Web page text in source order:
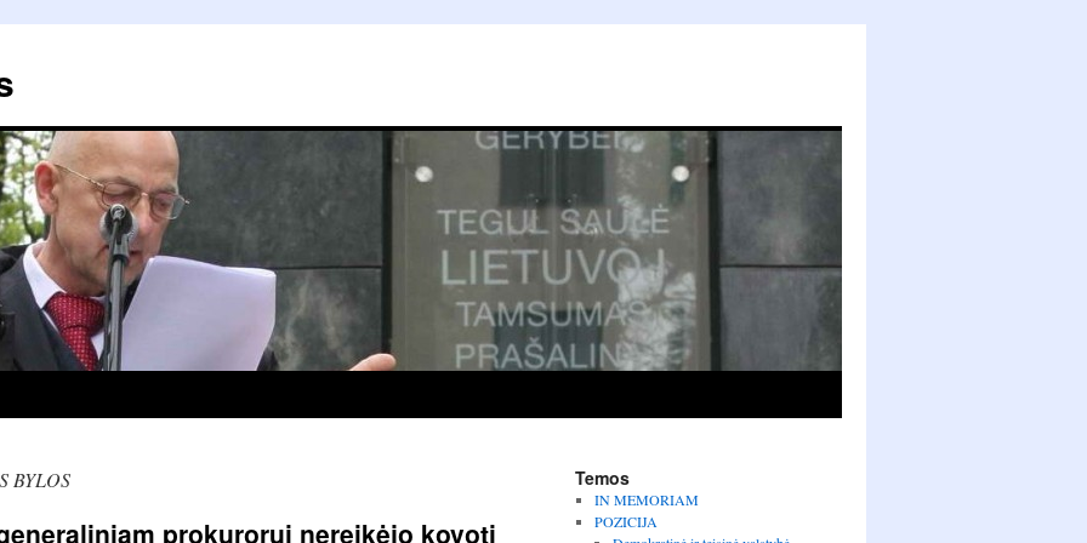
BYLOS
prokurorui nereikėjo kovoti
Temos
IN MEMORIAM
POZICIJA